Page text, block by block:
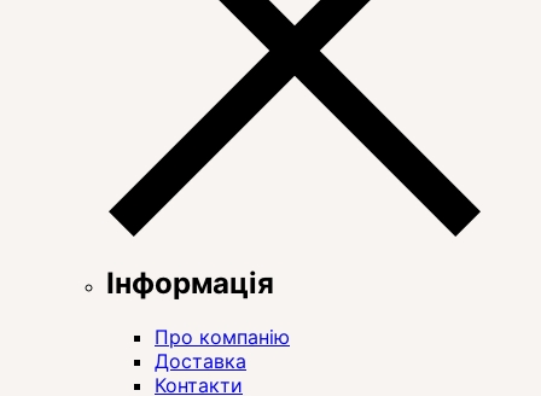
Інформація
Про компанію
Доставка
Контакти